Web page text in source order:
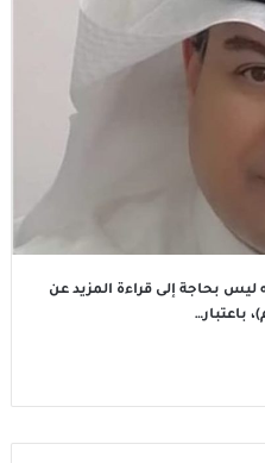
بحاجة إلى قراءة المزيد عن
باعتبار…